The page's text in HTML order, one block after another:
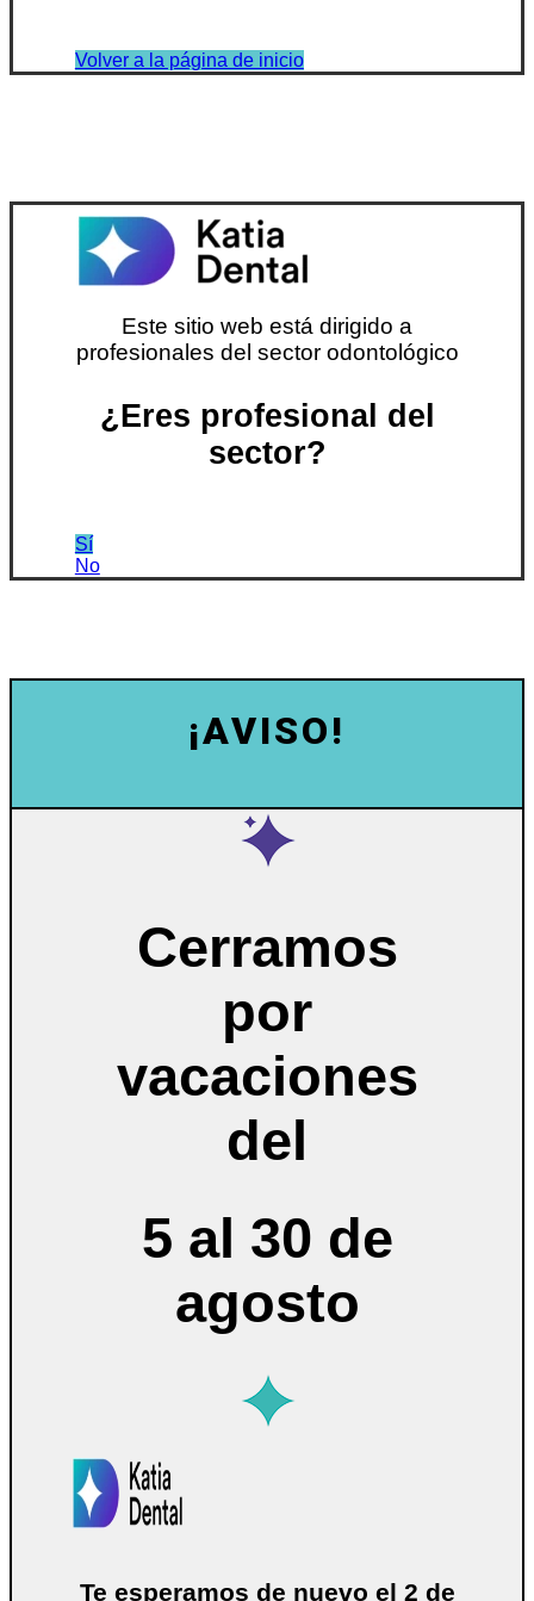
Volver a la página de inicio
Este sitio web está dirigido a
profesionales del sector odontológico
¿Eres profesional del
sector?
Sí
No
¡AVISO!
Cerramos
por
vacaciones
del
5 al 30 de
agosto
Te esperamos de nuevo el 2 de